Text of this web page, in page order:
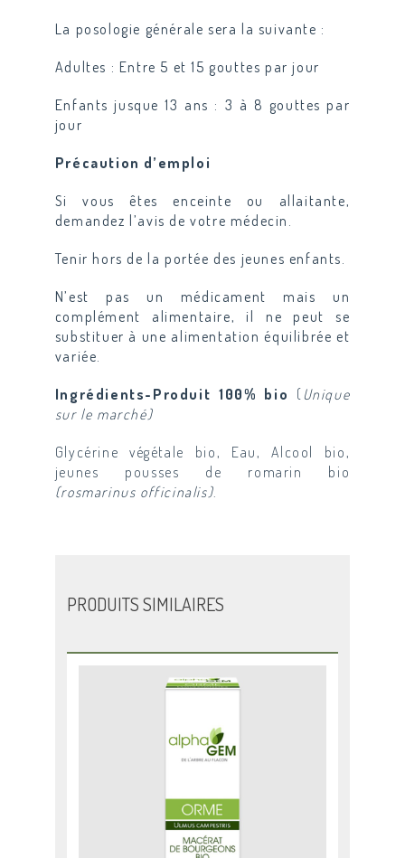
La posologie générale sera la suivante :
Adultes : Entre 5 et 15 gouttes par jour
Enfants jusque 13 ans : 3 à 8 gouttes par
jour
Précaution d’emploi
Si vous êtes enceinte ou allaitante,
demandez l’avis de votre médecin.
Tenir hors de la portée des jeunes enfants.
N’est pas un médicament mais un
complément alimentaire, il ne peut se
substituer à une alimentation équilibrée et
variée.
Ingrédients-Produit 100% bio ( Unique
sur le marché)
Glycérine végétale bio, Eau, Alcool bio,
jeunes pousses de romarin bio
(rosmarinus officinalis).
PRODUITS SIMILAIRES